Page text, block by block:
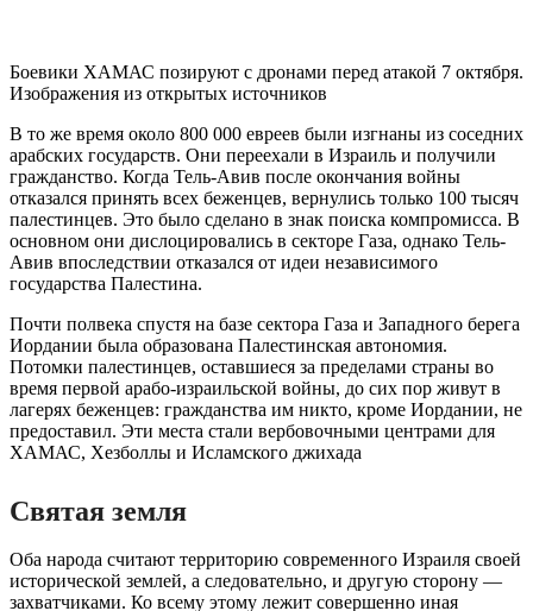
Боевики ХАМАС позируют с дронами перед атакой 7 октября.
Изображения из открытых источников
В то же время около 800 000 евреев были изгнаны из соседних
арабских государств. Они переехали в Израиль и получили
гражданство. Когда Тель-Авив после окончания войны
отказался принять всех беженцев, вернулись только 100 тысяч
палестинцев. Это было сделано в знак поиска компромисса. В
основном они дислоцировались в секторе Газа, однако Тель-
Авив впоследствии отказался от идеи независимого
государства Палестина.
Почти полвека спустя на базе сектора Газа и Западного берега
Иордании была образована Палестинская автономия.
Потомки палестинцев, оставшиеся за пределами страны во
время первой арабо-израильской войны, до сих пор живут в
лагерях беженцев: гражданства им никто, кроме Иордании, не
предоставил. Эти места стали вербовочными центрами для
ХАМАС, Хезболлы и Исламского джихада
Святая земля
Оба народа считают территорию современного Израиля своей
исторической землей, а следовательно, и другую сторону —
захватчиками. Ко всему этому лежит совершенно иная